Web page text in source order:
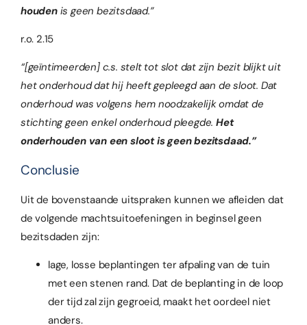
houdenis geen bezitsdaad.”
r.o. 2.15
“[geïntimeerden] c.s. stelt tot slot dat zijn bezit blijkt uit
het onderhoud dat hij heeft gepleegd aan de sloot. Dat
onderhoud was volgens hem noodzakelijk omdat de
stichting geen enkel onderhoud pleegde.Het
onderhouden van een sloot is geen bezitsdaad.”
Conclusie
Uit de bovenstaande uitspraken kunnen we afleiden dat
de volgende machtsuitoefeningen in beginsel geen
bezitsdaden zijn:
lage, losse beplantingen ter afpaling van de tuin
met een stenen rand. Dat de beplanting in de loop
der tijd zal zijn gegroeid, maakt het oordeel niet
anders.